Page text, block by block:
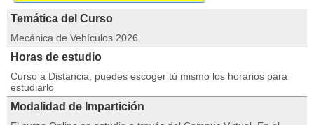
Temática del Curso
Mecánica de Vehículos 2026
Horas de estudio
Curso a Distancia, puedes escoger tú mismo los horarios para
estudiarlo
Modalidad de Impartición